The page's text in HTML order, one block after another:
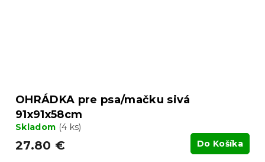
OHRÁDKA pre psa/mačku sivá
91x91x58cm
Skladom (4 ks)
27.80 € Do Košíka